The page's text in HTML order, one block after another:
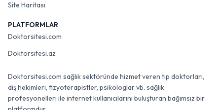
Site Haritası
PLATFORMLAR
Doktorsitesi.com
Doktorsitesi.az
Doktorsitesi.com sağlık sektöründe hizmet veren tıp doktorları,
diş hekimleri, fizyoterapistler, psikologlar vb. sağlık
profesyonelleri ile internet kullanıcılarını buluşturan bağımsız bir